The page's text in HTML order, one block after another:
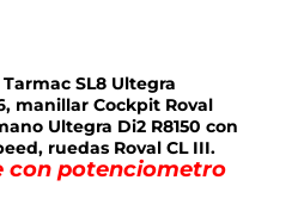
SL8 Ultegra
manillar Cockpit Roval
Ultegra Di2 R8150 con
ruedas Roval CL III.
con potenciometro